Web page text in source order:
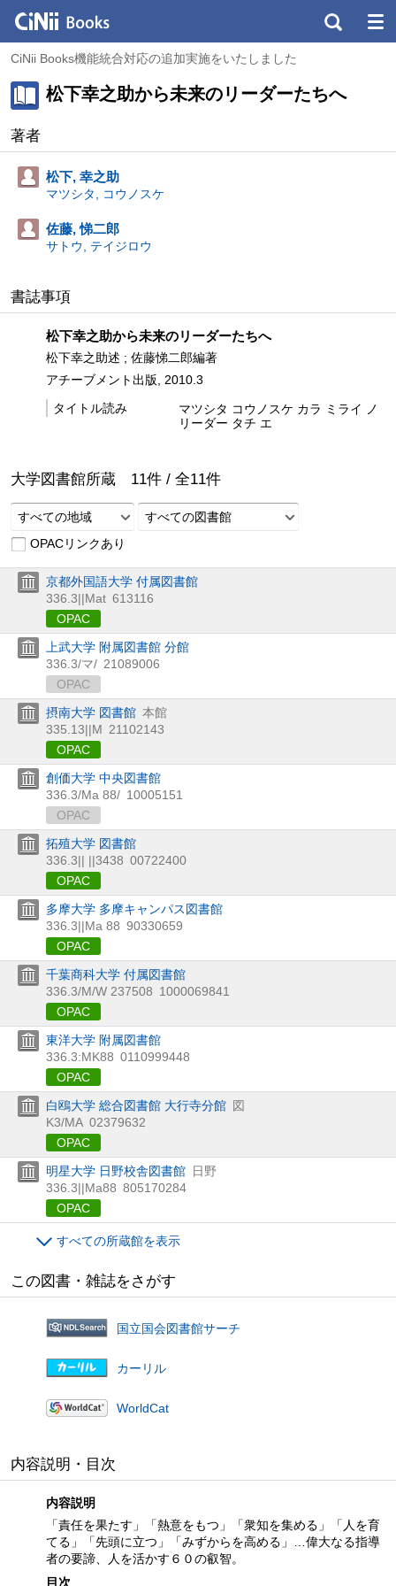
CiNii Books機能統合対応の追加実施をいたしました
松下幸之助から未来のリーダーたちへ
著者
松下, 幸之助
マツシタ, コウノスケ
佐藤, 悌二郎
サトウ, テイジロウ
書誌事項
松下幸之助から未来のリーダーたちへ
松下幸之助述 ; 佐藤悌二郎編著
アチーブメント出版, 2010.3
タイトル読み
マツシタ コウノスケ カラ ミライ ノ
リーダー タチ エ
大学図書館所蔵 11件 / 全11件
すべての地域
すべての図書館
OPACリンクあり
京都外国語大学 付属図書館
336.3||Mat 613116
OPAC
上武大学 附属図書館 分館
336.3/マ/ 21089006
OPAC
摂南大学 図書館 本館
335.13||M 21102143
OPAC
創価大学 中央図書館
336.3/Ma 88/ 10005151
OPAC
拓殖大学 図書館
336.3|| ||3438 00722400
OPAC
多摩大学 多摩キャンパス図書館
336.3||Ma 88 90330659
OPAC
千葉商科大学 付属図書館
336.3/M/W 237508 1000069841
OPAC
東洋大学 附属図書館
336.3:MK88 0110999448
OPAC
白鴎大学 総合図書館 大行寺分館 図
K3/MA 02379632
OPAC
明星大学 日野校舎図書館 日野
336.3||Ma88 805170284
OPAC
すべての所蔵館を表示
この図書・雑誌をさがす
国立国会図書館サーチ
カーリル
WorldCat
内容説明・目次
内容説明
「責任を果たす」「熱意をもつ」「衆知を集める」「人を育
てる」「先頭に立つ」「みずからを高める」…偉大なる指導
者の要諦、人を活かす６０の叡智。
目次